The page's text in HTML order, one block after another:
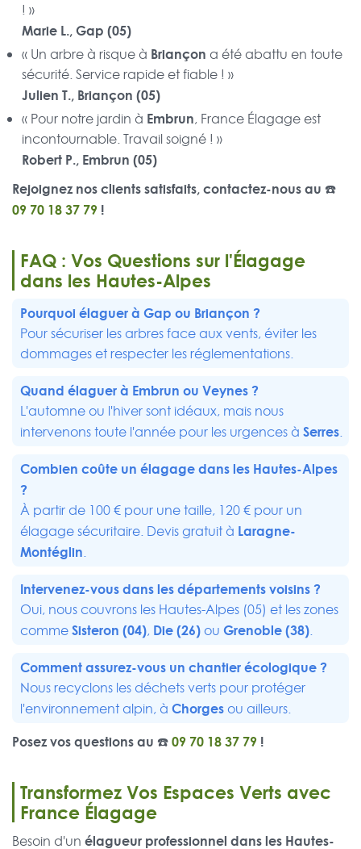
! »
Marie L., Gap (05)
« Un arbre à risque à Briançon a été abattu en toute
sécurité. Service rapide et fiable ! »
Julien T., Briançon (05)
« Pour notre jardin à Embrun, France Élagage est
incontournable. Travail soigné ! »
Robert P., Embrun (05)
Rejoignez nos clients satisfaits, contactez-nous au ☎️
09 70 18 37 79 !
FAQ : Vos Questions sur l'Élagage
dans les Hautes-Alpes
Pourquoi élaguer à Gap ou Briançon ?
Pour sécuriser les arbres face aux vents, éviter les
dommages et respecter les réglementations.
Quand élaguer à Embrun ou Veynes?
L'automne ou l'hiver sont idéaux, mais nous
intervenons toute l'année pour les urgences à Serres.
Combien coûte un élagage dans les Hautes-Alpes
?
À partir de 100 € pour une taille, 120 € pour un
élagage sécuritaire. Devis gratuit à Laragne-
Montéglin.
Intervenez-vous dans les départements voisins ?
Oui, nous couvrons les Hautes-Alpes (05) et les zones
commeSisteron (04), Die (26)ou Grenoble (38).
Comment assurez-vous un chantier écologique ?
Nous recyclons les déchets verts pour protéger
l'environnement alpin, à Chorgesou ailleurs.
Posez vos questions au ☎️09 70 18 37 79 !
Transformez Vos Espaces Verts avec
France Élagage
Besoin d'un élagueur professionnel dans les Hautes-